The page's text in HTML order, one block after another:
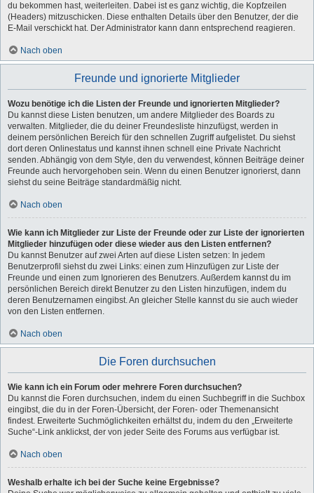
du bekommen hast, weiterleiten. Dabei ist es ganz wichtig, die Kopfzeilen
(Headers) mitzuschicken. Diese enthalten Details über den Benutzer, der die
E-Mail verschickt hat. Der Administrator kann dann entsprechend reagieren.
Nach oben
Freunde und ignorierte Mitglieder
Wozu benötige ich die Listen der Freunde und ignorierten Mitglieder?
Du kannst diese Listen benutzen, um andere Mitglieder des Boards zu
verwalten. Mitglieder, die du deiner Freundesliste hinzufügst, werden in
deinem persönlichen Bereich für den schnellen Zugriff aufgelistet. Du siehst
dort deren Onlinestatus und kannst ihnen schnell eine Private Nachricht
senden. Abhängig von dem Style, den du verwendest, können Beiträge deiner
Freunde auch hervorgehoben sein. Wenn du einen Benutzer ignorierst, dann
siehst du seine Beiträge standardmäßig nicht.
Nach oben
Wie kann ich Mitglieder zur Liste der Freunde oder zur Liste der ignorierten
Mitglieder hinzufügen oder diese wieder aus den Listen entfernen?
Du kannst Benutzer auf zwei Arten auf diese Listen setzen: In jedem
Benutzerprofil siehst du zwei Links: einen zum Hinzufügen zur Liste der
Freunde und einen zum Ignorieren des Benutzers. Außerdem kannst du im
persönlichen Bereich direkt Benutzer zu den Listen hinzufügen, indem du
deren Benutzernamen eingibst. An gleicher Stelle kannst du sie auch wieder
von den Listen entfernen.
Nach oben
Die Foren durchsuchen
Wie kann ich ein Forum oder mehrere Foren durchsuchen?
Du kannst die Foren durchsuchen, indem du einen Suchbegriff in die Suchbox
eingibst, die du in der Foren-Übersicht, der Foren- oder Themenansicht
findest. Erweiterte Suchmöglichkeiten erhältst du, indem du den „Erweiterte
Suche“-Link anklickst, der von jeder Seite des Forums aus verfügbar ist.
Nach oben
Weshalb erhalte ich bei der Suche keine Ergebnisse?